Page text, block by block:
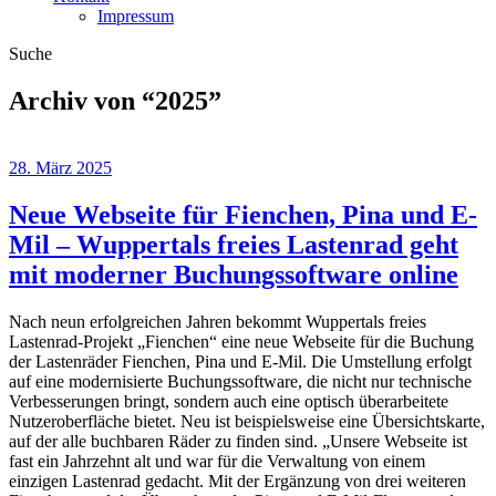
Impressum
Suche
Archiv von “2025”
28. März 2025
Neue Webseite für Fienchen, Pina und E-
Mil – Wuppertals freies Lastenrad geht
mit moderner Buchungssoftware online
Nach neun erfolgreichen Jahren bekommt Wuppertals freies
Lastenrad-Projekt „Fienchen“ eine neue Webseite für die Buchung
der Lastenräder Fienchen, Pina und E-Mil. Die Umstellung erfolgt
auf eine modernisierte Buchungssoftware, die nicht nur technische
Verbesserungen bringt, sondern auch eine optisch überarbeitete
Nutzeroberfläche bietet. Neu ist beispielsweise eine Übersichtskarte,
auf der alle buchbaren Räder zu finden sind. „Unsere Webseite ist
fast ein Jahrzehnt alt und war für die Verwaltung von einem
einzigen Lastenrad gedacht. Mit der Ergänzung von drei weiteren